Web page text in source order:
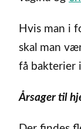
Hvis man i
skal man
få bakterier
Årsager til